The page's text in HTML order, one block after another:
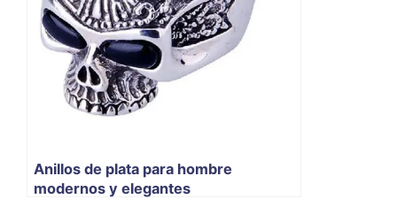
Anillos de plata para hombre
modernos y elegantes